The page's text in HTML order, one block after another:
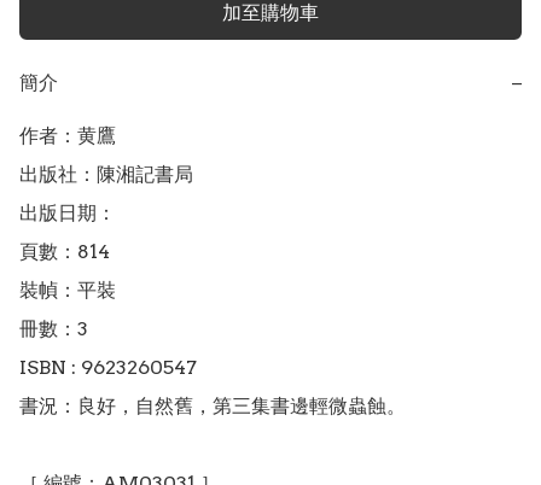
加至購物車
簡介 −
作者：黄鷹
出版社：陳湘記書局
出版日期：
頁數：814
裝幀：平裝
冊數：3
ISBN : 9623260547
書況：良好，自然舊，第三集書邊輕微蟲蝕。